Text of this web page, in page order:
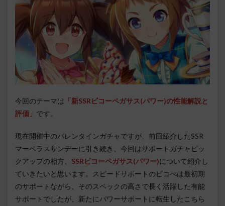
今回のテーマは 「新SSRビコーペガサス(パワー)の性能解説と
評価」 です。
現在開催中のバレンタインガチャですが、前回紹介したSSR
マーベラスサンデーに引き続き、今回はサポートガチャピッ
クアップの相方、 SSRビコーペガサス(パワー)について紹介し
ていきたいと思います。スピードサポートのビコぺは最初期
のサポートながら、そのスペックの高さで長く活躍した有能
サポートでしたが、新たにパワーサポートに転生したこちら